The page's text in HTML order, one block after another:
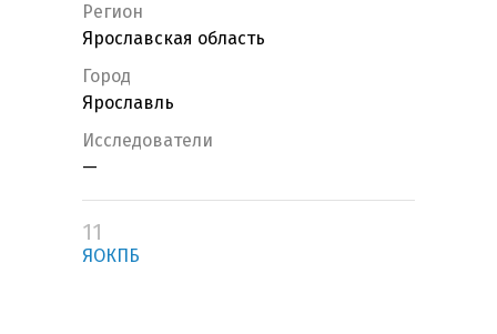
Регион
Ярославская область
Город
Ярославль
Исследователи
—
11
ЯОКПБ